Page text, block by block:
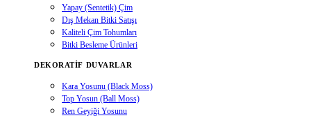
Yapay (Sentetik) Çim
Dış Mekan Bitki Satışı
Kaliteli Çim Tohumları
Bitki Besleme Ürünleri
DEKORATIF DUVARLAR
Kara Yosunu (Black Moss)
Top Yosun (Ball Moss)
Ren Geyiği Yosunu